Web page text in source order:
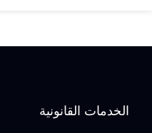
الخدمات القانونية